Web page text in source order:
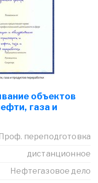
объектов
газа и
переподготовка
дистанционное
Нефтегазовое дело